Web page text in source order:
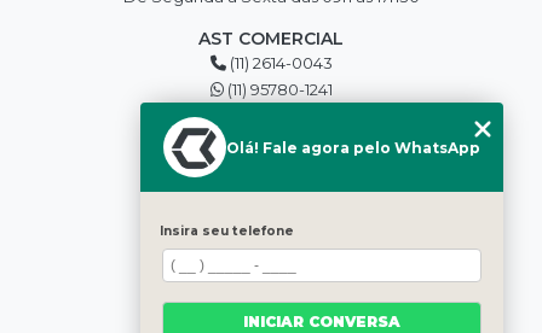
AST COMERCIAL
(11) 2614-0043
(11) 95780-1241
edilson@asttools.com.br
SIGA-NOS
MENU
HOME
QUEM SOMOS
BLOG
Olá! Fale agora pelo WhatsApp
Insira seu telefone
INICIAR CONVERSA